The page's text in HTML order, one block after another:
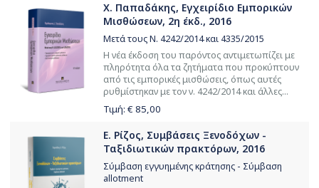
Χ. Παπαδάκης, Εγχειρίδιο Εμπορικών
Μισθώσεων, 2η έκδ., 2016
Μετά τους Ν. 4242/2014 και 4335/2015
Η νέα έκδοση του παρόντος αντιμετωπίζει με
πληρότητα όλα τα ζητήματα που προκύπτουν
από τις εμπορικές μισθώσεις, όπως αυτές
ρυθμίστηκαν με τον ν. 4242/2014 και άλλες...
Τιμή: € 85,00
Ε. Ρίζος, Συμβάσεις Ξενοδόχων -
Ταξιδιωτικών πρακτόρων, 2016
Σύμβαση εγγυημένης κράτησης - Σύμβαση
allotment